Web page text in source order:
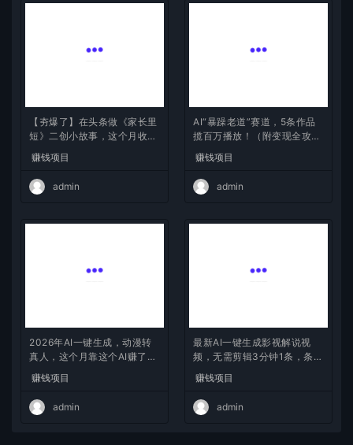
【夯爆了】在头条做《家长里
短》二创小故事，这个月收益
2w+
赚钱项目
admin
AI“暴躁老道”赛道，5条作品
揽百万播放！（附变现全攻
略）
赚钱项目
admin
2026年AI一键生成，动漫转
真人，这个月靠这个AI赚了2
W+
赚钱项目
admin
最新AI一键生成影视解说视
频，无需剪辑3分钟1条，条条
爆款，多平台变现日入2000
+
赚钱项目
admin